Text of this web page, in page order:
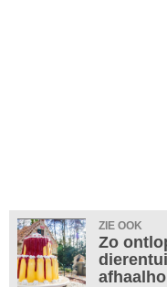
ZIE OOK
Zo